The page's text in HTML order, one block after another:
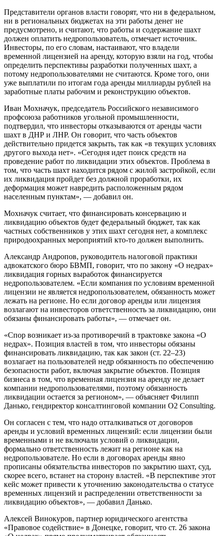
Представители органов власти говорят, что ни в федеральном,
ни в региональных бюджетах на эти работы денег не
предусмотрено, и считают, что работы и содержание шахт
должен оплатить недропользователь, отмечает источник.
Инвесторы, по его словам, настаивают, что владели
временной лицензией на аренду, которую взяли на год, чтобы
определить перспективы разработки полученных шахт, а
потому недропользователями не считаются. Кроме того, они
уже выплатили по итогам года аренды миллиарды рублей на
заработные платы рабочим и реконструкцию объектов.
Иван Мохначук, председатель Российского независимого
профсоюза работников угольной промышленности,
подтвердил, что инвесторы отказываются от аренды части
шахт в ДНР и ЛНР. Он говорит, что часть объектов
действительно придется закрыть, так как «в текущих условиях
другого выхода нет». «Сегодня идет поиск средств на
проведение работ по ликвидации этих объектов. Проблема в
том, что часть шахт находится рядом с жилой застройкой, если
их ликвидация пройдет без должной проработки, их
деформация может навредить расположенным рядом
населенным пунктам», — добавил он.
Мохначук считает, что финансировать консервацию и
ликвидацию объектов будет федеральный бюджет, так как
частных собственников у этих шахт сегодня нет, а комплекс
природоохранных мероприятий кто-то должен выполнить.
Александр Андропов, руководитель налоговой практики
адвокатского бюро БВМП, говорит, что по закону «О недрах»
ликвидация горных выработок финансируется
недропользователем. «Если компания по условиям временной
лицензии не является недропользователем, обязанность может
лежать на регионе. Но если договор аренды или лицензия
возлагают на инвесторов ответственность за ликвидацию, они
обязаны финансировать работы», — отмечает он.
«Спор возникает из-за противоречий в трактовке закона «О
недрах». Позиция властей в том, что инвесторы обязаны
финансировать ликвидацию, так как закон (ст. 22–23)
возлагает на пользователей недр обязанность по обеспечению
безопасности работ, включая закрытие объектов. Позиция
бизнеса в том, что временная лицензия на аренду не делает
компании недропользователями, поэтому обязанность
ликвидации остается за регионом», — объясняет Филипп
Данько, гендиректор консалтинговой компании O2 Consulting.
Он согласен с тем, что надо отталкиваться от договоров
аренды и условий временных лицензий: если лицензии были
временными и не включали условий о ликвидации,
формально ответственность лежит на регионе как на
недропользователе. Но если в договорах аренды явно
прописаны обязательства инвесторов по закрытию шахт, суд,
скорее всего, встанет на сторону властей. «В перспективе этот
кейс может привести к уточнению законодательства о статусе
временных лицензий и распределении ответственности за
ликвидацию объектов», — добавил Данько.
Алексей Винокуров, партнер юридического агентства
«Правовое содействие» в Донецке, говорит, что ст. 26 закона